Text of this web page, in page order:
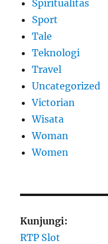
Spiritualitas
Sport
Tale
Teknologi
Travel
Uncategorized
Victorian
Wisata
Woman
Women
Kunjungi:
RTP Slot